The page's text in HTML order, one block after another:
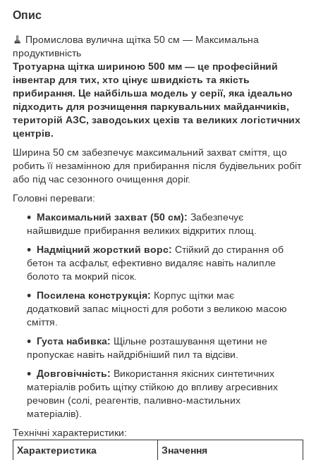
Опис
🧹 Промислова вулична щітка 50 см — Максимальна
продуктивність
Тротуарна щітка шириною 500 мм — це професійний
інвентар для тих, хто цінує швидкість та якість
прибирання. Це найбільша модель у серії, яка ідеально
підходить для розчищення паркувальних майданчиків,
територій АЗС, заводських цехів та великих логістичних
центрів.
Ширина 50 см забезпечує максимальний захват сміття, що
робить її незамінною для прибирання після будівельних робіт
або під час сезонного очищення доріг.
Головні переваги:
Максимальний захват (50 см): Забезпечує
найшвидше прибирання великих відкритих площ.
Надміцний жорсткий ворс: Стійкий до стирання об
бетон та асфальт, ефективно видаляє навіть налипле
болото та мокрий пісок.
Посилена конструкція: Корпус щітки має
додатковий запас міцності для роботи з великою масою
сміття.
Густа набивка: Щільне розташування щетини не
пропускає навіть найдрібніший пил та відсіви.
Довговічність: Використання якісних синтетичних
матеріалів робить щітку стійкою до впливу агресивних
речовин (солі, реагентів, паливно-мастильних
матеріалів).
Технічні характеристики:
Характеристика
Значення